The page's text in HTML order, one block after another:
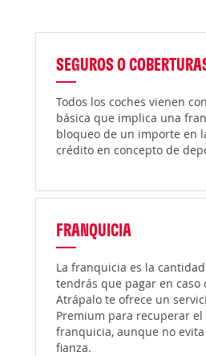
SEGUROS O
Todos los coches vienen
básica que implica una
bloqueo de un importe en
crédito en concepto de
FRANQUICIA
La franquicia es la
tendrás que pagar en caso
Atrápalo te ofrece un
Premium para recuperar
franquicia, aunque no
fianza.